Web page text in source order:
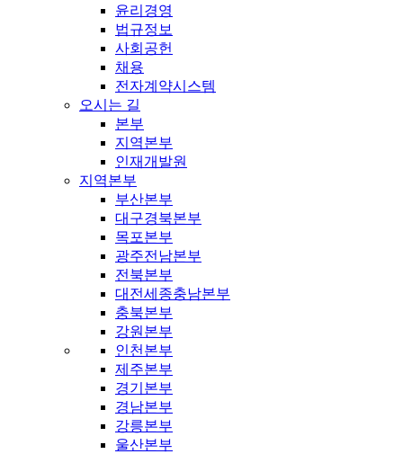
윤리경영
법규정보
사회공헌
채용
전자계약시스템
오시는 길
본부
지역본부
인재개발원
지역본부
부산본부
대구경북본부
목포본부
광주전남본부
전북본부
대전세종충남본부
충북본부
강원본부
인천본부
제주본부
경기본부
경남본부
강릉본부
울산본부